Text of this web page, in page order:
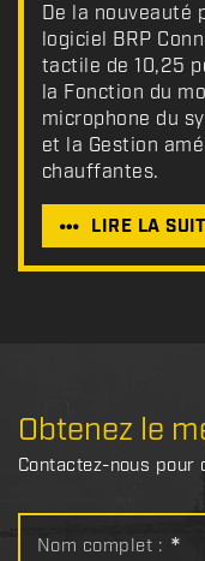
De la nouveauté
logiciel BRP
tactile de 10,25
la Fonction du
microphone du
et la Gestion
chauffantes.
LIRE LA
Obtenez le
Contactez-nous
Nom complet : *